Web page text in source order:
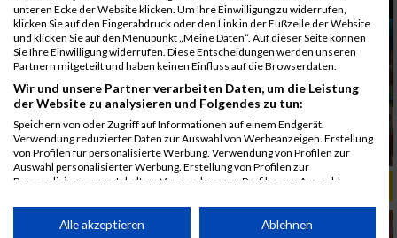
unteren Ecke der Website klicken. Um Ihre Einwilligung zu widerrufen,
klicken Sie auf den Fingerabdruck oder den Link in der Fußzeile der Website
und klicken Sie auf den Menüpunkt „Meine Daten“. Auf dieser Seite können
Sie Ihre Einwilligung widerrufen. Diese Entscheidungen werden unseren
Partnern mitgeteilt und haben keinen Einfluss auf die Browserdaten.
Wir und unsere Partner verarbeiten Daten, um die Leistung
der Website zu analysieren und Folgendes zu tun:
Speichern von oder Zugriff auf Informationen auf einem Endgerät.
Verwendung reduzierter Daten zur Auswahl von Werbeanzeigen. Erstellung
von Profilen für personalisierte Werbung. Verwendung von Profilen zur
Auswahl personalisierter Werbung. Erstellung von Profilen zur
Personalisierung von Inhalten. Verwendung von Profilen zur Auswahl
Performance von Inhalten. Analyse von Zielgruppen durch Statistiken oder
Kombinationen von Daten aus verschiedenen Quellen. Entwicklung und
Alle akzeptieren Ablehnen